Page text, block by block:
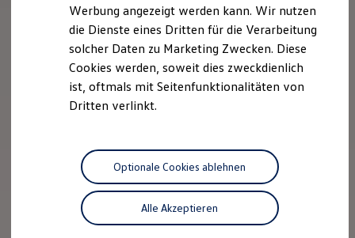
Autonomes Fahren
Mehr zum ID. Buzz
Online Beratung
California Club
California Magazin & Ratgeber
Vanlife
California App
California Lifestyle & Zubehör
Übernachten im California
Unternehmen
Karriere
Werbung angezeigt werden kann. Wir nutzen
die Dienste eines Dritten für die Verarbeitung
solcher Daten zu Marketing Zwecken. Diese
Cookies werden, soweit dies zweckdienlich
ist, oftmals mit Seitenfunktionalitäten von
Dritten verlinkt.
Alle Akzeptieren
Optionale Cookies ablehnen